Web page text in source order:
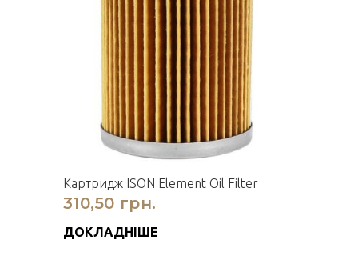
Картридж ISON Element Oil Filter
310,50 грн.
ДОКЛАДНІШЕ